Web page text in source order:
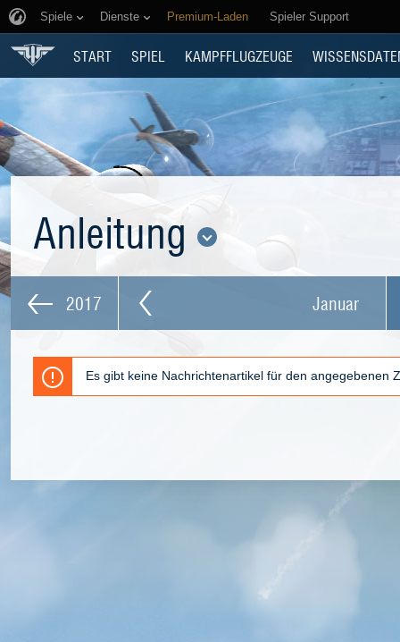
Spiele Dienste Premium-Laden Spieler Support
START SPIEL KAMPFFLUGZEUGE
Anleitung
2017 Januar
Es gibt keine Nachrichtenartikel für den angegebenen